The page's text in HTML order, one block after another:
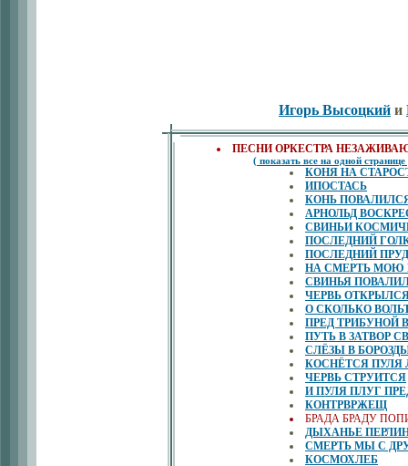
Игорь Высоцкий и
ПЕСНИ ОРКЕСТРА
( показать все на одной странице
КОНЯ НА
ИПОСТАСЬ
КОНЬ
АРНОЛЬД
СВИНЬИ
ПОСЛЕДНИЙ
ПОСЛЕДНИЙ
НА СМЕРТЬ МОЮ
СВИНЬЯ
ЧЕРВЬ
О СКОЛЬКО
ПРЕД ТРИБУНОЙ
ПУТЬ В ЗАТВОР
СЛЁЗЫ В
КОСНЁТСЯ ПУЛЯ
ЧЕРВЬ СТРУИТСЯ
И ПУЛЯ ПЛУГ
КОНТРВРЖЕЩ
БРАДА БРАДУ
ДЫХАНЬЕ
СМЕРТЬ МЫ С
КОСМОХЛЕБ